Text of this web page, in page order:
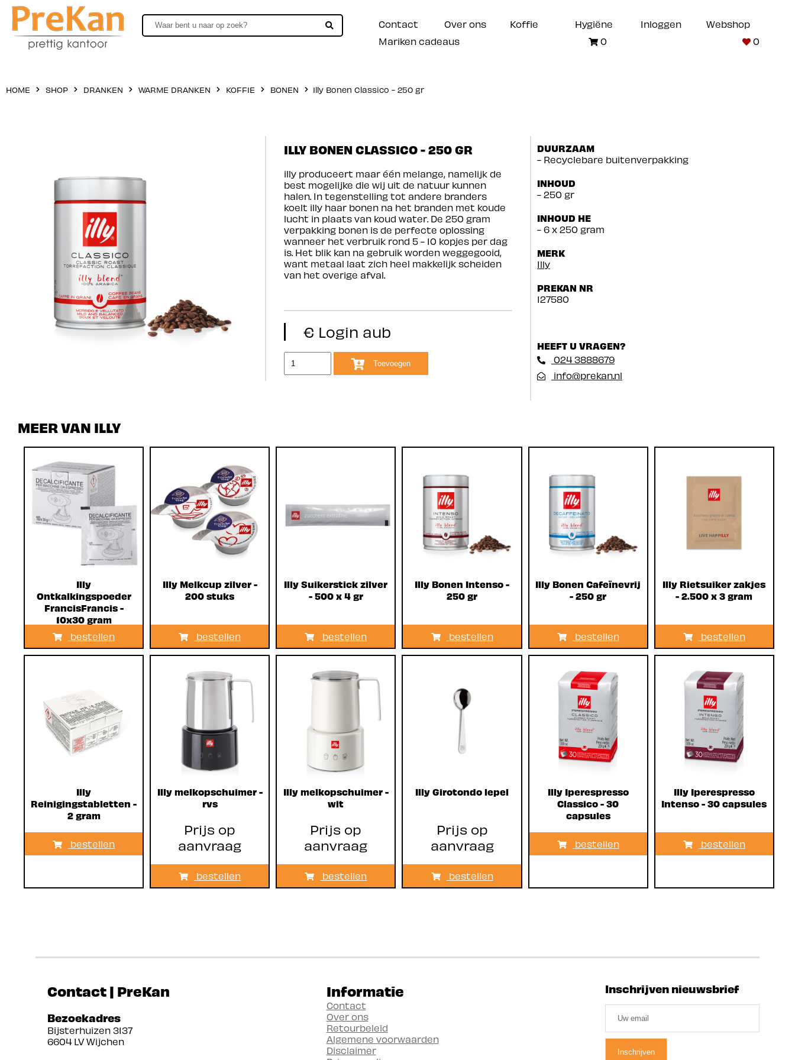
Contact Over ons Koffie Hygiëne Inloggen
Webshop
Mariken cadeaus
0 0
HOME SHOP DRANKEN WARME DRANKEN KOFFIE BONEN Illy Bonen Classico - 250 gr
ILLY BONEN CLASSICO - 250 GR
illy produceert maar één melange, namelijk de
best mogelijke die wij uit de natuur kunnen
halen. In tegenstelling tot andere branders
koelt illy haar bonen na het branden met koude
lucht in plaats van koud water. De 250 gram
verpakking bonen is de perfecte oplossing
wanneer het verbruik rond 5 - 10 kopjes per dag
is. Het blik kan na gebruik worden weggegooid,
want metaal laat zich heel makkelijk scheiden
van het overige afval.
€ Login aub
Toevoegen
DUURZAAM
- Recyclebare buitenverpakking
INHOUD
- 250 gr
INHOUD HE
- 6 x 250 gram
MERK
Illy
PREKAN NR
127580
HEEFT U VRAGEN?
024 3888679
info@prekan.nl
MEER VAN ILLY
Illy
Ontkalkingspoeder
FrancisFrancis -
10x30 gram
bestellen
Illy Melkcup zilver -
200 stuks
bestellen
Illy Suikerstick zilver
- 500 x 4 gr
bestellen
Illy Bonen Intenso -
250 gr
bestellen
Illy Bonen Cafeïnevrij
- 250 gr
bestellen
Illy Rietsuiker zakjes
- 2.500 x 3 gram
bestellen
Illy
Reinigingstabletten -
2 gram
bestellen
Illy melkopschuimer -
rvs
Prijs op
aanvraag
bestellen
Illy melkopschuimer -
wit
Prijs op
aanvraag
bestellen
Illy Girotondo lepel
Prijs op
aanvraag
bestellen
Illy Iperespresso
Classico - 30
capsules
bestellen
Illy Iperespresso
Intenso - 30 capsules
bestellen
Contact | PreKan
Bezoekadres
Bijsterhuizen 3137
6604 LV Wijchen
Informatie
Contact
Over ons
Retourbeleid
Algemene voorwaarden
Disclaimer
Inschrijven nieuwsbrief